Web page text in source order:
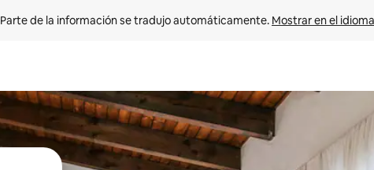
Parte de la información se tradujo automáticamente. Mostrar en el